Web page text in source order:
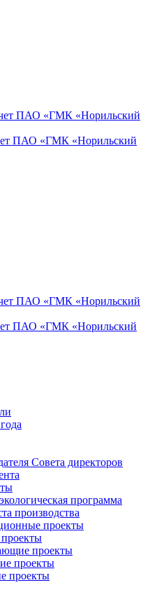
ПАО «ГМК «Норильский
ПАО «ГМК «Норильский
ПАО «ГМК «Норильский
ПАО «ГМК «Норильский
Совета директоров
программа
производства
проекты
проекты
проекты
проекты